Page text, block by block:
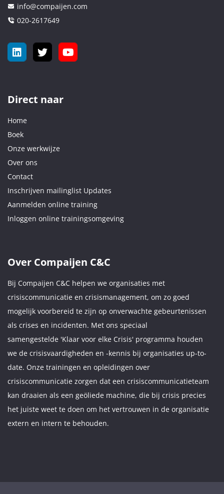
info@compaijen.com
020-2617649
Direct naar
Home
Boek
Onze werkwijze
Over ons
Contact
Inschrijven mailinglist Updates
Aanmelden online training
Inloggen online trainingsomgeving
Over Compaijen C&C
Bij Compaijen C&C helpen we organisaties met
crisiscommunicatie en crisismanagement, om zo goed
mogelijk voorbereid te zijn op onverwachte gebeurtenissen
als crises en incidenten. Met ons speciaal
samengestelde 'Klaar voor elke Crisis' programma houden
we de crisisvaardigheden en -kennis bij organisaties up-to-
date. Onze trainingen en opleidingen over
crisiscommunicatie zorgen dat een crisiscommunicatieteam
kan draaien als een geöliede machine, die bij crisis precies
het juiste weet te doen om het vertrouwen in de organisatie
extern en intern te behouden.